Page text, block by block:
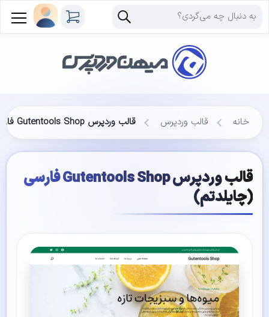
خانه قالب وردپرس قالب وردپرس Gutentools Shop فارسی (چایلدتم)
قالب وردپرس Gutentools Shop فارسی
(چایلدتم)